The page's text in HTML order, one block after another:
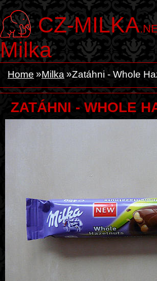
CZ-MILKA
Milka
Home Milka Zatáhni - Whole
ZATÁHNI - WHOLE